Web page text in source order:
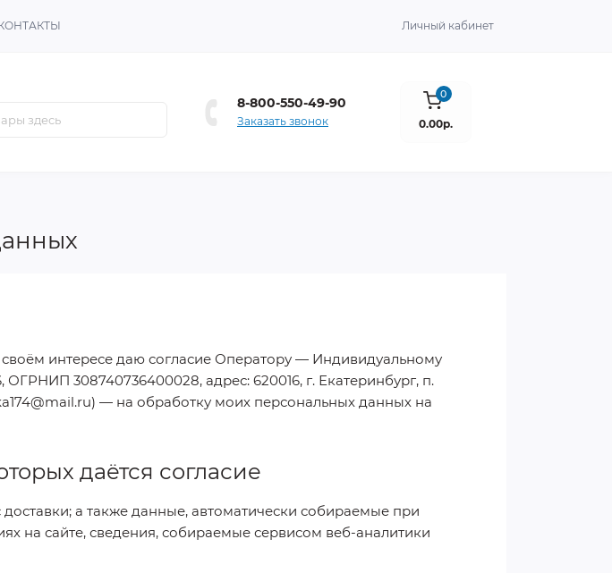
Личный кабинет
8-800-550-49-90
Заказать звонок
0
0.00р.
интересе даю согласие Оператору — Индивидуальному
308740736400028, адрес: 620016, г. Екатеринбург, п.
— на обработку моих персональных данных на
даётся согласие
а также данные, автоматически собираемые при
на сайте, сведения, собираемые сервисом веб-аналитики